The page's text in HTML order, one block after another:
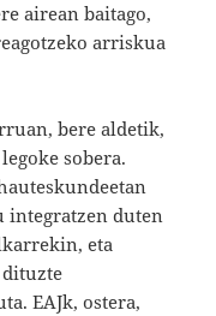
airean baitago,
arriskua
bere aldetik,
sobera.
integratzen duten
eta
dituzte
EAJk, ostera,